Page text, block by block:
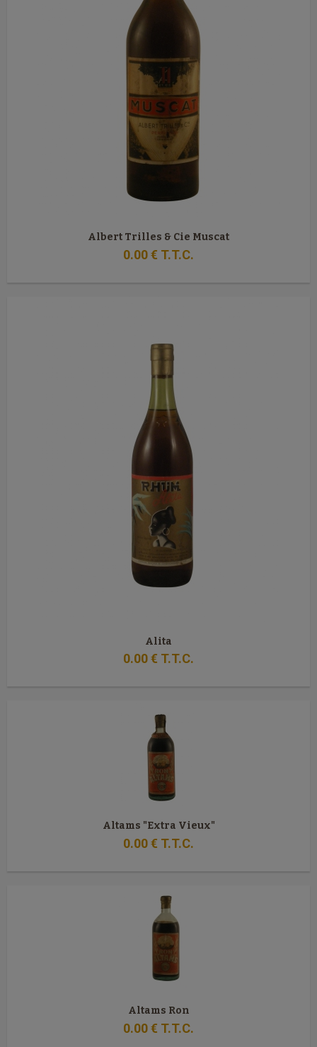
Albert Trilles & Cie Muscat
0.00€ T.T.C.
Alita
0.00€ T.T.C.
Altams "Extra Vieux"
0.00€ T.T.C.
Altams Ron
0.00€ T.T.C.